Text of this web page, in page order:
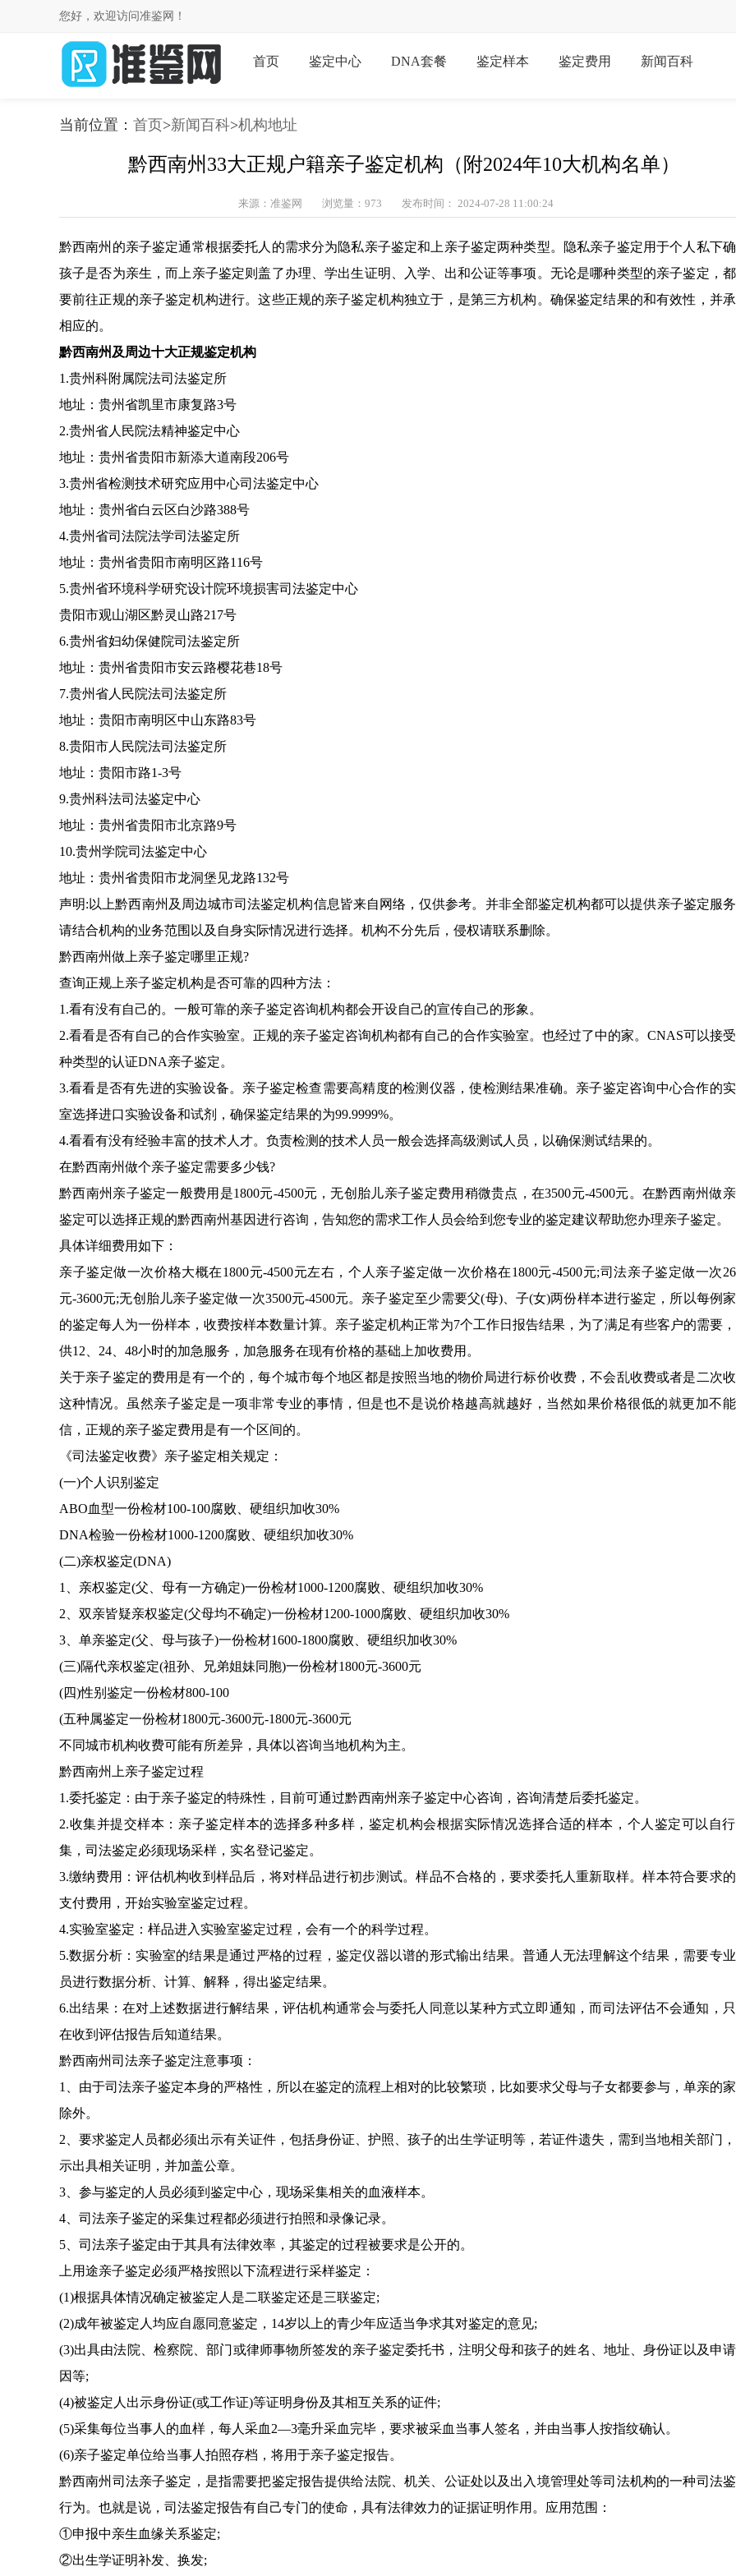
您好，欢迎访问准鉴网！
首页 鉴定中心 DNA套餐 鉴定样本 鉴定费用 新闻百科
当前位置： 首页>新闻百科>机构地址
黔西南州33大正规户籍亲子鉴定机构（附2024年10大机构名单）
来源：准鉴网 浏览量：973 发布时间： 2024-07-28 11:00:24
黔西南州的亲子鉴定通常根据委托人的需求分为隐私亲子鉴定和上亲子鉴定两种类型。隐私亲子鉴定用于个人私下
孩子是否为亲生，而上亲子鉴定则盖了办理、学出生证明、入学、出和公证等事项。无论是哪种类型的亲子鉴定，
要前往正规的亲子鉴定机构进行。这些正规的亲子鉴定机构独立于，是第三方机构。确保鉴定结果的和有效性，并
相应的。
黔西南州及周边十大正规鉴定机构
1.贵州科附属院法司法鉴定所
地址：贵州省凯里市康复路3号
2.贵州省人民院法精神鉴定中心
地址：贵州省贵阳市新添大道南段206号
3.贵州省检测技术研究应用中心司法鉴定中心
地址：贵州省白云区白沙路388号
4.贵州省司法院法学司法鉴定所
地址：贵州省贵阳市南明区路116号
5.贵州省环境科学研究设计院环境损害司法鉴定中心
贵阳市观山湖区黔灵山路217号
6.贵州省妇幼保健院司法鉴定所
地址：贵州省贵阳市安云路樱花巷18号
7.贵州省人民院法司法鉴定所
地址：贵阳市南明区中山东路83号
8.贵阳市人民院法司法鉴定所
地址：贵阳市路1-3号
9.贵州科法司法鉴定中心
地址：贵州省贵阳市北京路9号
10.贵州学院司法鉴定中心
地址：贵州省贵阳市龙洞堡见龙路132号
声明:以上黔西南州及周边城市司法鉴定机构信息皆来自网络，仅供参考。并非全部鉴定机构都可以提供亲子鉴定服
请结合机构的业务范围以及自身实际情况进行选择。机构不分先后，侵权请联系删除。
黔西南州做上亲子鉴定哪里正规?
查询正规上亲子鉴定机构是否可靠的四种方法：
1.看有没有自己的。一般可靠的亲子鉴定咨询机构都会开设自己的宣传自己的形象。
2.看看是否有自己的合作实验室。正规的亲子鉴定咨询机构都有自己的合作实验室。也经过了中的家。CNAS可以接
种类型的认证DNA亲子鉴定。
3.看看是否有先进的实验设备。亲子鉴定检查需要高精度的检测仪器，使检测结果准确。亲子鉴定咨询中心合作的
室选择进口实验设备和试剂，确保鉴定结果的为99.9999%。
4.看看有没有经验丰富的技术人才。负责检测的技术人员一般会选择高级测试人员，以确保测试结果的。
在黔西南州做个亲子鉴定需要多少钱?
黔西南州亲子鉴定一般费用是1800元-4500元，无创胎儿亲子鉴定费用稍微贵点，在3500元-4500元。在黔西南州做
鉴定可以选择正规的黔西南州基因进行咨询，告知您的需求工作人员会给到您专业的鉴定建议帮助您办理亲子鉴定。
具体详细费用如下：
亲子鉴定做一次价格大概在1800元-4500元左右，个人亲子鉴定做一次价格在1800元-4500元;司法亲子鉴定做一次
元-3600元;无创胎儿亲子鉴定做一次3500元-4500元。亲子鉴定至少需要父(母)、子(女)两份样本进行鉴定，所以每例
的鉴定每人为一份样本，收费按样本数量计算。亲子鉴定机构正常为7个工作日报告结果，为了满足有些客户的需要
供12、24、48小时的加急服务，加急服务在现有价格的基础上加收费用。
关于亲子鉴定的费用是有一个的，每个城市每个地区都是按照当地的物价局进行标价收费，不会乱收费或者是二次
这种情况。虽然亲子鉴定是一项非常专业的事情，但是也不是说价格越高就越好，当然如果价格很低的就更加不
信，正规的亲子鉴定费用是有一个区间的。
《司法鉴定收费》亲子鉴定相关规定：
(一)个人识别鉴定
ABO血型一份检材100-100腐败、硬组织加收30%
DNA检验一份检材1000-1200腐败、硬组织加收30%
(二)亲权鉴定(DNA)
1、亲权鉴定(父、母有一方确定)一份检材1000-1200腐败、硬组织加收30%
2、双亲皆疑亲权鉴定(父母均不确定)一份检材1200-1000腐败、硬组织加收30%
3、单亲鉴定(父、母与孩子)一份检材1600-1800腐败、硬组织加收30%
(三)隔代亲权鉴定(祖孙、兄弟姐妹同胞)一份检材1800元-3600元
(四)性别鉴定一份检材800-100
(五种属鉴定一份检材1800元-3600元-1800元-3600元
不同城市机构收费可能有所差异，具体以咨询当地机构为主。
黔西南州上亲子鉴定过程
1.委托鉴定：由于亲子鉴定的特殊性，目前可通过黔西南州亲子鉴定中心咨询，咨询清楚后委托鉴定。
2.收集并提交样本：亲子鉴定样本的选择多种多样，鉴定机构会根据实际情况选择合适的样本，个人鉴定可以自
集，司法鉴定必须现场采样，实名登记鉴定。
3.缴纳费用：评估机构收到样品后，将对样品进行初步测试。样品不合格的，要求委托人重新取样。样本符合要求
支付费用，开始实验室鉴定过程。
4.实验室鉴定：样品进入实验室鉴定过程，会有一个的科学过程。
5.数据分析：实验室的结果是通过严格的过程，鉴定仪器以谱的形式输出结果。普通人无法理解这个结果，需要专
员进行数据分析、计算、解释，得出鉴定结果。
6.出结果：在对上述数据进行解结果，评估机构通常会与委托人同意以某种方式立即通知，而司法评估不会通知，
在收到评估报告后知道结果。
黔西南州司法亲子鉴定注意事项：
1、由于司法亲子鉴定本身的严格性，所以在鉴定的流程上相对的比较繁琐，比如要求父母与子女都要参与，单亲的
除外。
2、要求鉴定人员都必须出示有关证件，包括身份证、护照、孩子的出生学证明等，若证件遗失，需到当地相关部门
示出具相关证明，并加盖公章。
3、参与鉴定的人员必须到鉴定中心，现场采集相关的血液样本。
4、司法亲子鉴定的采集过程都必须进行拍照和录像记录。
5、司法亲子鉴定由于其具有法律效率，其鉴定的过程被要求是公开的。
上用途亲子鉴定必须严格按照以下流程进行采样鉴定：
(1)根据具体情况确定被鉴定人是二联鉴定还是三联鉴定;
(2)成年被鉴定人均应自愿同意鉴定，14岁以上的青少年应适当争求其对鉴定的意见;
(3)出具由法院、检察院、部门或律师事物所签发的亲子鉴定委托书，注明父母和孩子的姓名、地址、身份证以及申
因等;
(4)被鉴定人出示身份证(或工作证)等证明身份及其相互关系的证件;
(5)采集每位当事人的血样，每人采血2—3毫升采血完毕，要求被采血当事人签名，并由当事人按指纹确认。
(6)亲子鉴定单位给当事人拍照存档，将用于亲子鉴定报告。
黔西南州司法亲子鉴定，是指需要把鉴定报告提供给法院、机关、公证处以及出入境管理处等司法机构的一种司法
行为。也就是说，司法鉴定报告有自己专门的使命，具有法律效力的证据证明作用。应用范围：
①申报中亲生血缘关系鉴定;
②出生学证明补发、换发;